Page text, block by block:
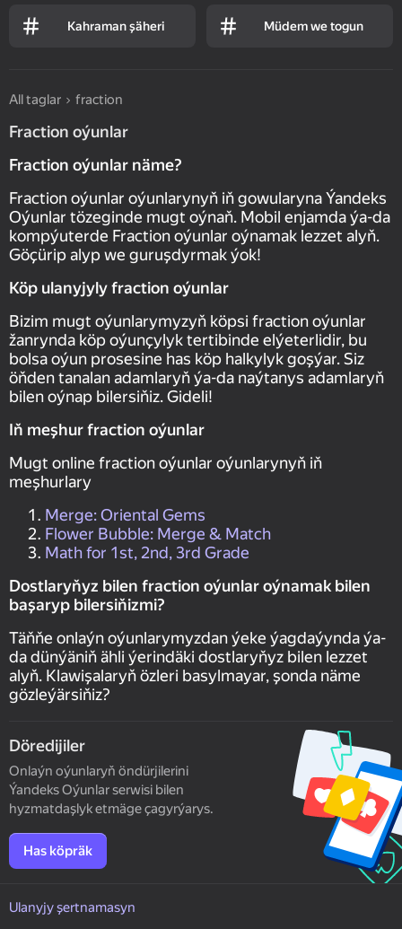
Kahraman şäheri Müdem we togun
All taglar fraction
Fraction oýunlar
Fraction oýunlar näme?
Fraction oýunlar oýunlarynyň iň gowularyna Ýandeks
Oýunlar tözeginde mugt oýnaň. Mobil enjamda ýa-da
kompýuterde Fraction oýunlar oýnamak lezzet alyň.
Göçürip alyp we guruşdyrmak ýok!
Köp ulanyjyly fraction oýunlar
Bizim mugt oýunlarymyzyň köpsi fraction oýunlar
žanrynda köp oýunçylyk tertibinde elýeterlidir, bu
bolsa oýun prosesine has köp halkylyk goşýar. Siz
öňden tanalan adamlaryň ýa-da naýtanys adamlaryň
bilen oýnap bilersiňiz. Gideli!
Iň meşhur fraction oýunlar
Mugt online fraction oýunlar oýunlarynyň iň
meşhurlary
Merge: Oriental Gems
Flower Bubble: Merge & Match
Math for 1st, 2nd, 3rd Grade
Dostlaryňyz bilen fraction oýunlar oýnamak bilen
başaryp bilersiňizmi?
Täňňe onlaýn oýunlarymyzdan ýeke ýagdaýynda ýa-
da dünýäniň ähli ýerindäki dostlaryňyz bilen lezzet
alyň. Klawişalaryň özleri basylmayar, şonda näme
gözleýärsiňiz?
Döredijiler
Onlaýn oýunlaryň öndürjilerini
Ýandeks Oýunlar serwisi bilen
hyzmatdaşlyk etmäge çagyrýarys.
Has köpräk
Ulanyjy şertnamasyn